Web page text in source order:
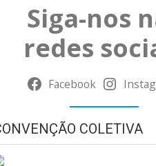
Siga-nos
redes
Facebook
COLETIVA